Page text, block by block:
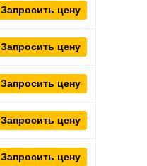
Запросить цену
Запросить цену
Запросить цену
Запросить цену
Запросить цену